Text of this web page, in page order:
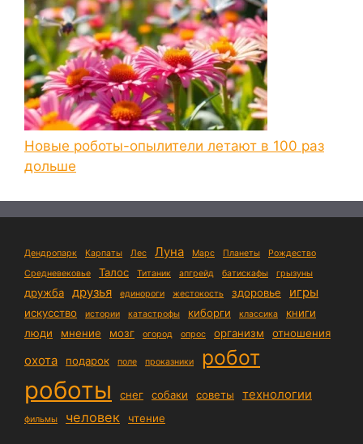
Новые роботы-опылители летают в 100 раз
дольше
Дендропарк Карпаты Лес Луна Марс Планеты
Рождество
Средневековье
Талос Титаник апгрейд батискафы грызуны
дружба друзья единороги жестокость здоровье игры
искусство истории катастрофы киборги классика
книги
люди
мнение мозг огород опрос организм отношения
охота подарок поле проказники робот
роботы снег собаки советы технологии
фильмы человек чтение